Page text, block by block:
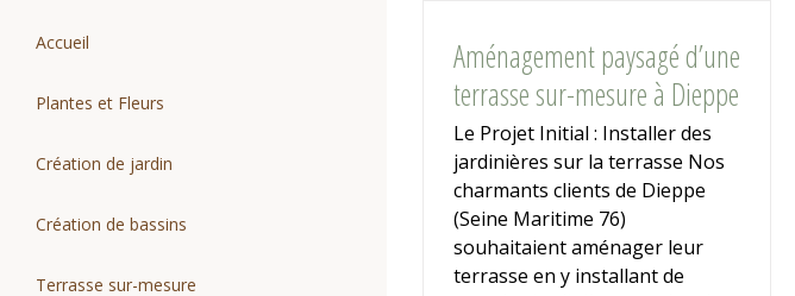
Accueil
Plantes et Fleurs
Création de jardin
Création de bassins
Terrasse sur-mesure
Aménagement paysagé d’une
terrasse sur-mesure à Dieppe
Le Projet Initial : Installer des
jardinières sur la terrasse Nos
charmants clients de Dieppe
(Seine Maritime 76)
souhaitaient aménager leur
terrasse en y installant de